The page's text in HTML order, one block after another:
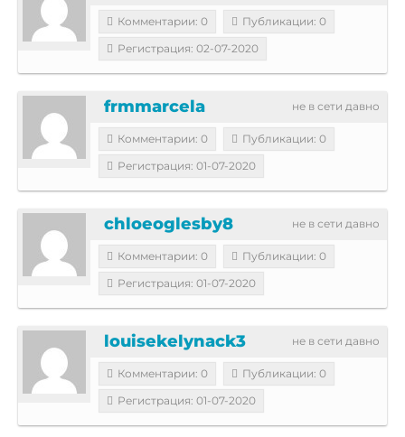
Комментарии: 0
Публикации: 0
Регистрация: 02-07-2020
не в сети давно
frmmarcela
Комментарии: 0
Публикации: 0
Регистрация: 01-07-2020
не в сети давно
chloeoglesby8
Комментарии: 0
Публикации: 0
Регистрация: 01-07-2020
не в сети давно
louisekelynack3
Комментарии: 0
Публикации: 0
Регистрация: 01-07-2020